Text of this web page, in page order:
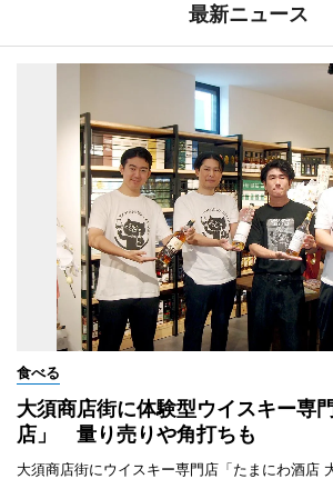
最新ニュース
食べる
大須商店街に体験型ウイスキー専
店」 量り売りや角打ちも
大須商店街にウイスキー専門店「たまにわ酒店